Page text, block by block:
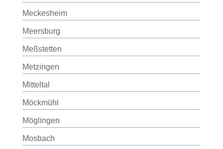
Meckesheim
Meersburg
Meßstetten
Metzingen
Mitteltal
Möckmühl
Möglingen
Mosbach